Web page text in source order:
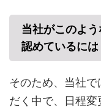
当社がこのよ
認めているには
そのため、当社
だく中で、日程変